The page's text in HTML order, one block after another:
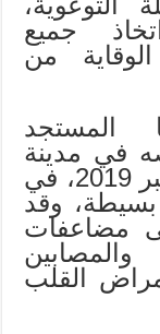
جميع
من
المستجد
في مدينة
ووهان الصينية في أواخر دجنبر 2019، في
وقد
مضاعفات
القلب